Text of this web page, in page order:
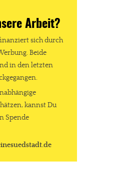
Arbeit?
sich durch
Beide
in den letzten
kannst Du
Spende